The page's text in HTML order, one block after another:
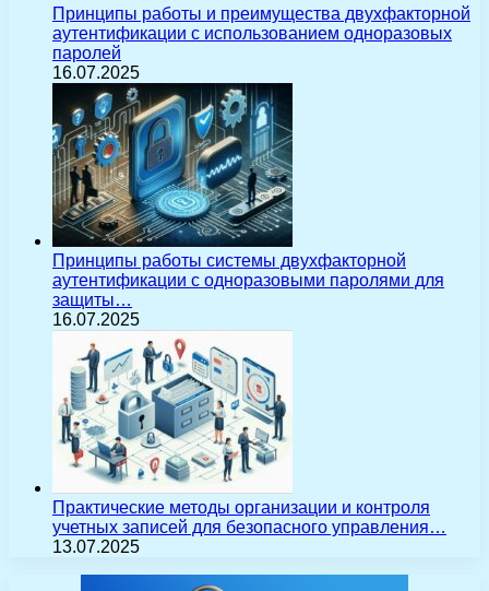
Принципы работы и преимущества двухфакторной
аутентификации с использованием одноразовых
паролей
16.07.2025
Принципы работы системы двухфакторной
аутентификации с одноразовыми паролями для
защиты…
16.07.2025
Практические методы организации и контроля
учетных записей для безопасного управления…
13.07.2025